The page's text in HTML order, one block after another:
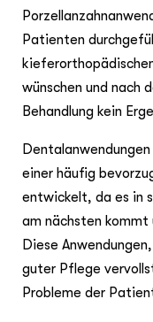
Patienten
wünschen und nach
Behandlung kein
einer häufig
entwickelt, da es in
am nächsten
Diese
guter Pflege
Probleme der